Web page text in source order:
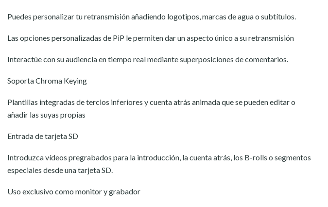
Puedes personalizar tu retransmisión añadiendo logotipos, marcas de agua o subtítulos.
Las opciones personalizadas de PiP le permiten dar un aspecto único a su retransmisión
Interactúe con su audiencia en tiempo real mediante superposiciones de comentarios.
Soporta Chroma Keying
Plantillas integradas de tercios inferiores y cuenta atrás animada que se pueden editar o
añadir las suyas propias
Entrada de tarjeta SD
Introduzca vídeos pregrabados para la introducción, la cuenta atrás, los B-rolls o segmentos
especiales desde una tarjeta SD.
Uso exclusivo como monitor y grabador